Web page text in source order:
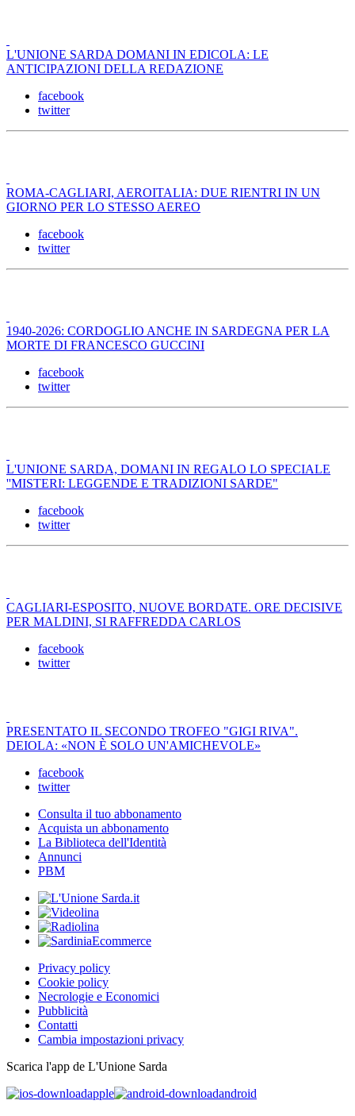
L'UNIONE SARDA DOMANI IN EDICOLA: LE
ANTICIPAZIONI DELLA REDAZIONE
facebook
twitter
ROMA-CAGLIARI, AEROITALIA: DUE RIENTRI IN UN
GIORNO PER LO STESSO AEREO
facebook
twitter
1940-2026: CORDOGLIO ANCHE IN SARDEGNA PER LA
MORTE DI FRANCESCO GUCCINI
facebook
twitter
L'UNIONE SARDA, DOMANI IN REGALO LO SPECIALE
''MISTERI: LEGGENDE E TRADIZIONI SARDE"
facebook
twitter
CAGLIARI-ESPOSITO, NUOVE BORDATE. ORE DECISIVE
PER MALDINI, SI RAFFREDDA CARLOS
facebook
twitter
PRESENTATO IL SECONDO TROFEO "GIGI RIVA".
DEIOLA: «NON È SOLO UN'AMICHEVOLE»
facebook
twitter
Consulta il tuo abbonamento
Acquista un abbonamento
La Biblioteca dell'Identità
Annunci
PBM
Privacy policy
Cookie policy
Necrologie e Economici
Pubblicità
Contatti
Cambia impostazioni privacy
Scarica l'app de L'Unione Sarda
apple
android